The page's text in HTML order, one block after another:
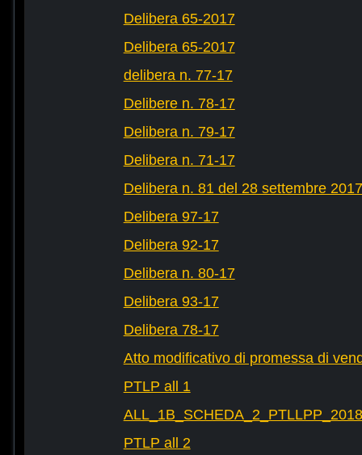
Delibera 65-2017
Delibera 65-2017
delibera n. 77-17
Delibere n. 78-17
Delibera n. 79-17
Delibera n. 71-17
Delibera n. 81 del 28 settembre 2017
Delibera 97-17
Delibera 92-17
Delibera n. 80-17
Delibera 93-17
Delibera 78-17
Atto modificativo di promessa di
PTLP all 1
PTLP all 2